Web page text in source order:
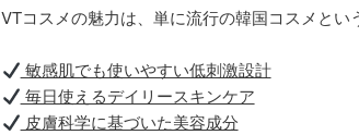
VTコスメの魅力は、単に流行の韓国コスメとい
敏感肌でも使いやすい低刺激設計
毎日使えるデイリースキンケア
皮膚科学に基づいた美容成分